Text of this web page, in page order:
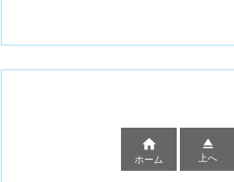

ホーム

上へ